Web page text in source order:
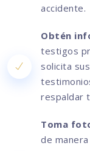
accidente.
Obtén
testigos
solicita
respaldar
Toma
de